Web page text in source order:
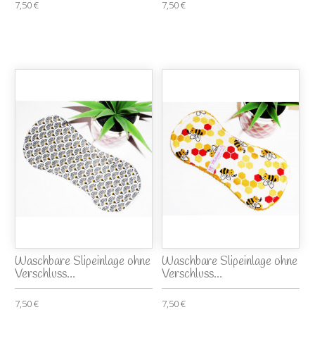
7,50 € 7,50 €
Waschbare Slipeinlage ohne
Verschluss...
7,50 €
Waschbare Slipeinlage ohne
Verschluss...
7,50 €